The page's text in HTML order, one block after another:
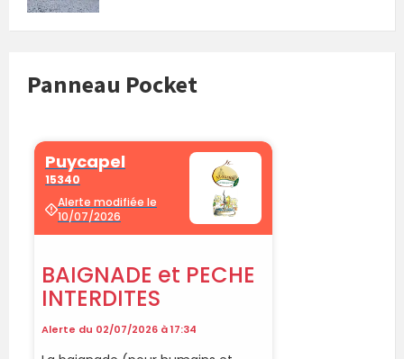
Panneau Pocket